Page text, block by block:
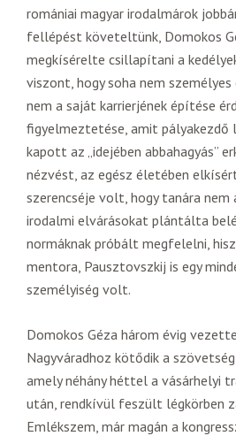
romániai magyar irodalmárok
fellépést követeltünk, Domokos
megkísérelte csillapítani a
viszont, hogy soha nem
nem a saját karrierjének építése
figyelmeztetése, amit pályakezdő
kapott az „idejében abbahagyás”
nézvést, az egész életében
szerencséje volt, hogy tanára
irodalmi elvárásokat plántálta
normáknak próbált megfelelni,
mentora, Pausztovszkij is egy
személyiség volt.
Domokos Géza három évig
Nagyváradhoz kötődik a
amely néhány héttel a vásárhelyi
után, rendkívül feszült légkörben
Emlékszem, már magán a